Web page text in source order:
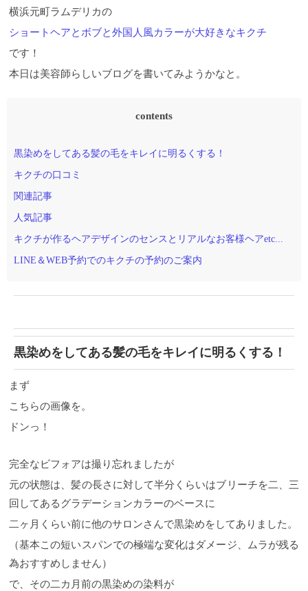
横浜元町ラムデリカの
ショートヘアとボブと外国人風カラーが大好きなキクチ
です！
本日は美容師らしいブログを書いてみようかなと。
contents
黒染めをしてある髪の毛をキレイに明るくする！
キクチの口コミ
関連記事
人気記事
キクチが作るヘアデザインのセンスとリアルなお客様ヘアetc...
LINE＆WEB予約でのキクチの予約のご案内
黒染めをしてある髪の毛をキレイに明るくする！
まず
こちらの画像を。
ドンっ！
完全なビフォアは撮り忘れましたが
元の状態は、髪の長さに対して半分くらいはブリーチを二、三
回してあるグラデーションカラーのベースに
二ヶ月くらい前に他のサロンさんで黒染めをしてありました。
（基本この短いスパンでの極端な変化はダメージ、ムラが残る
為おすすめしません）
で、その二カ月前の黒染めの染料が